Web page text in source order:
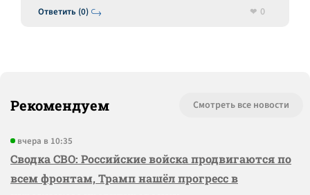
Ответить (0)
0
Рекомендуем Смотреть все новости
вчера в 10:35
Сводка СВО: Российские войска продвигаются по
всем фронтам, Трамп нашёл прогресс в